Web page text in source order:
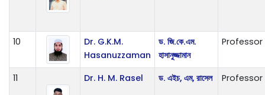
10
Dr. G.K.M.
Hasanuzzaman
ড. জি.কে.এম.
হাসানুজ্জামান
Professor
11 Dr. H. M. Rasel ড. এইচ, এম, রাসেল Professor